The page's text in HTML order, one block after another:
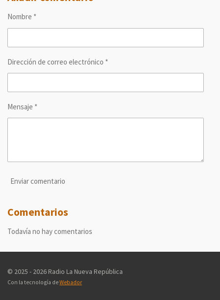
a
t
a
a
a
Nombre *
Dirección de correo electrónico *
Mensaje *
Enviar comentario
Comentarios
Todavía no hay comentarios
© 2025 - 2026 Radio La Nueva República
Con la tecnología deWebador